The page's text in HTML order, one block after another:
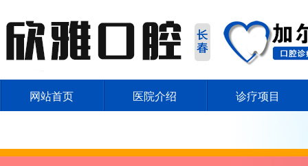
网站首页 医院介绍 诊疗项目